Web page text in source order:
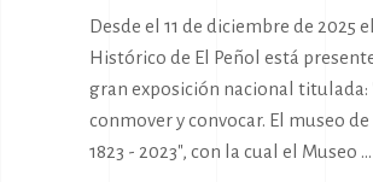
Desde el 11 de diciembre de 2025
Histórico de El Peñol está
gran exposición nacional titulada:
conmover y convocar. El museo
1823 - 2023", con la cual el Museo